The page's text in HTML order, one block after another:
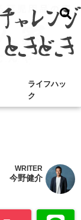
ライフハッ
ク
WRITER
今野健介